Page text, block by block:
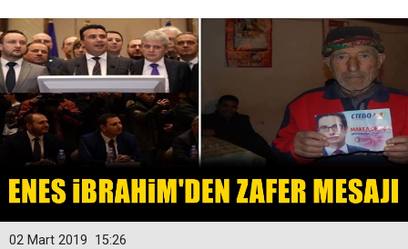
15:26
02 Mart 2019